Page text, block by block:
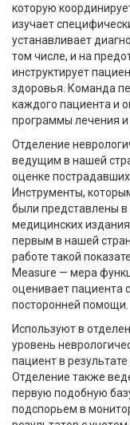
которую
изучает
устанавливает
том числе, и на
инструктирует
здоровья. Команда
каждого пациента и
программы лечения и
Отделение
ведущим в нашей
оценке
Инструменты,
были представлены
медицинских
первым в нашей
работе такой
Measure — мера
оценивает пациента
посторонней помощи.
Используют в
уровень
пациент в
Отделение также
первую подобную
подспорьем в